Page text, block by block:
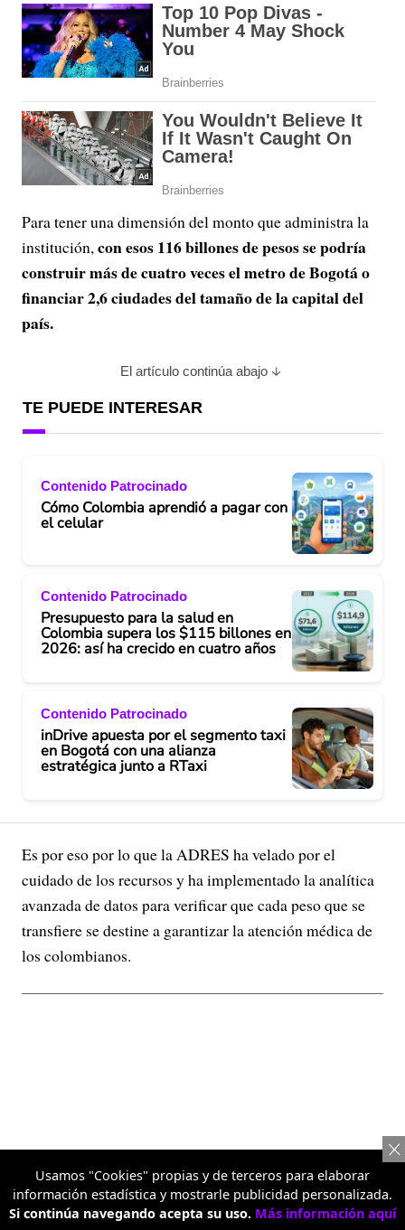
Para tener una dimensión del monto que administra la
institución,con esos 116 billones de pesos se podría
construir más de cuatro veces el metro de Bogotá o
financiar 2,6 ciudades del tamaño de la capital del
país.
El artículo continúa abajo
TE PUEDE INTERESAR
Contenido Patrocinado
Cómo Colombia aprendió a pagar con
el celular
Contenido Patrocinado
Presupuesto para la salud en
Colombia supera los $115 billones en
2026: así ha crecido en cuatro años
Contenido Patrocinado
inDrive apuesta por el segmento taxi
en Bogotá con una alianza
estratégica junto a RTaxi
Es por eso por lo que la ADRES ha velado por el
cuidado de los recursos y ha implementado la analítica
avanzada de datos para verificar que cada peso que se
transfiere se destine a garantizar la atención médica de
los colombianos.
Usamos "Cookies" propias y de terceros para elaborar
información estadística y mostrarle publicidad personalizada.
Si continúa navegando acepta su uso. Más información aquí